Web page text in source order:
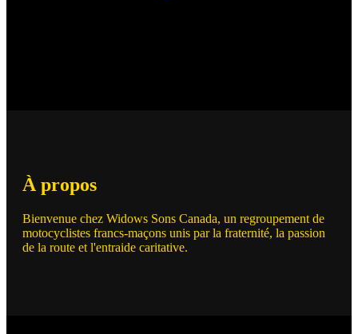
À propos
Bienvenue chez Widows Sons Canada, un regroupement de
motocyclistes francs-maçons unis par la fraternité, la passion
de la route et l'entraide caritative.